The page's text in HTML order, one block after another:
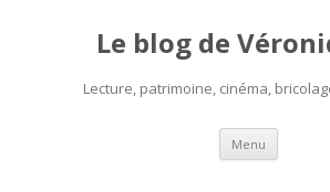
Le blog de
Lecture, patrimoine, cinéma,
Menu Aller
contenu